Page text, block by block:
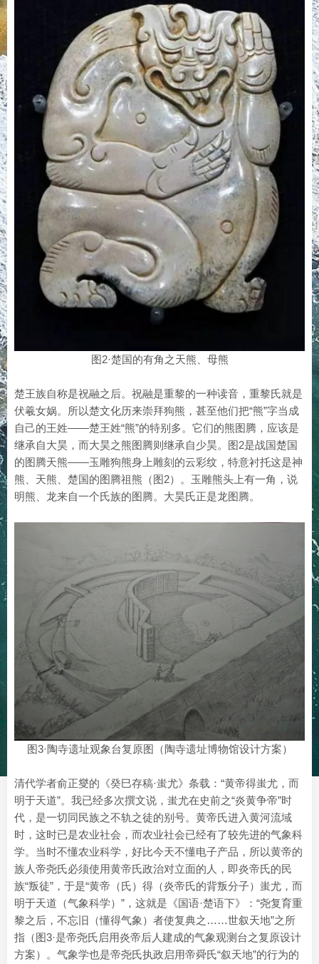
图2·楚国的有角之天熊、母熊
楚王族自称是祝融之后。祝融是重黎的一种读音，重黎氏就是
伏羲女娲。所以楚文化历来崇拜狗熊，甚至他们把“熊”字当成
自己的王姓——楚王姓“熊”的特别多。它们的熊图腾，应该是
继承自大昊，而大昊之熊图腾则继承自少昊。图2是战国楚国
的图腾天熊——玉雕狗熊身上雕刻的云彩纹，特意衬托这是神
熊、天熊、楚国的图腾祖熊（图2）。玉雕熊头上有一角，说
明熊、龙来自一个氏族的图腾。大昊氏正是龙图腾。
图3·陶寺遗址观象台复原图（陶寺遗址博物馆设计方案）
清代学者俞正燮的《癸巳存稿·蚩尤》条载：“黄帝得蚩尤，而
明于天道”。我已经多次撰文说，蚩尤在史前之“炎黄争帝”时
代，是一切同民族之不轨之徒的别号。黄帝氏进入黄河流域
时，这时已是农业社会，而农业社会已经有了较先进的气象科
学。当时不懂农业科学，好比今天不懂电子产品，所以黄帝的
族人帝尧氏必须使用黄帝氏政治对立面的人，即炎帝氏的民
族“叛徒”，于是“黄帝（氏）得（炎帝氏的背叛分子）蚩尤，而
明于天道（气象科学）”，这就是《国语·楚语下》：“尧复育重
黎之后，不忘旧（懂得气象）者使复典之……世叙天地”之所
指（图3·是帝尧氏启用炎帝后人建成的气象观测台之复原设计
方案）。气象学也是帝尧氏执政启用帝舜氏“叙天地”的行为的